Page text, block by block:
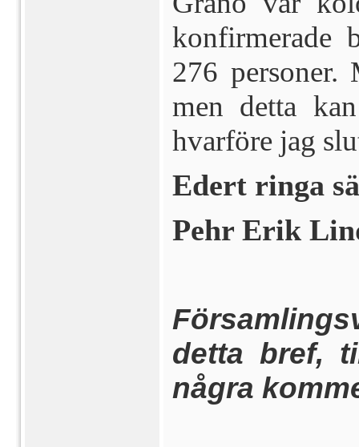
konfirmerade
276 personer.
men detta
hvarföre jag
Edert ringa
Pehr Erik
detta bref,
några